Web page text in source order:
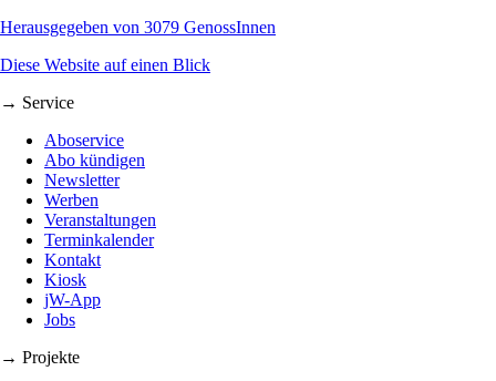
Herausgegeben von 3079 GenossInnen
Diese Website auf einen Blick
→ Service
Aboservice
Abo kündigen
Newsletter
Werben
Veranstaltungen
Terminkalender
Kontakt
Kiosk
jW-App
Jobs
→ Projekte